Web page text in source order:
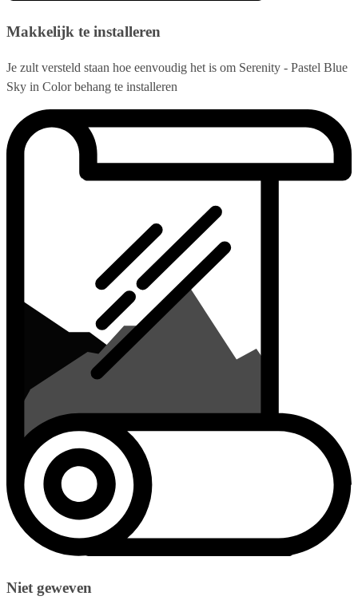
Makkelijk te installeren
Je zult versteld staan hoe eenvoudig het is om Serenity - Pastel Blue
Sky in Color behang te installeren
Niet geweven